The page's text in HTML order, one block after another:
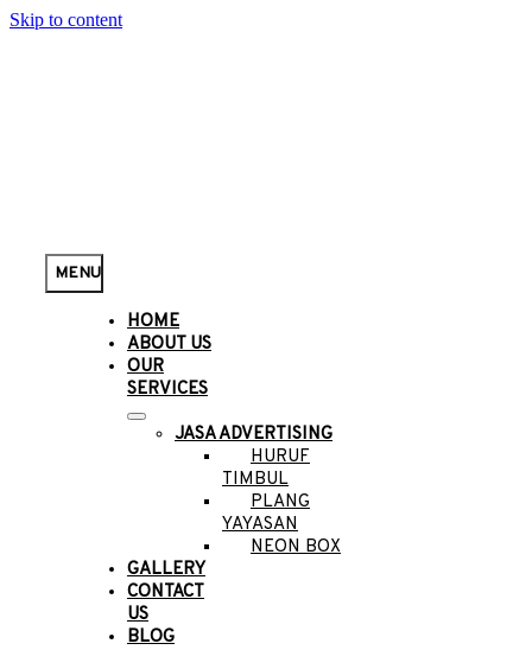
Skip to content
MENU
HOME
ABOUT US
OUR
SERVICES
JASA ADVERTISING
HURUF
TIMBUL
PLANG
YAYASAN
NEON BOX
GALLERY
CONTACT
US
BLOG